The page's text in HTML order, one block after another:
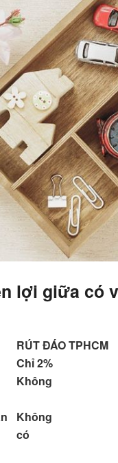
lợi giữa có
RÚT ĐÁO TPHCM
Chỉ 2%
Không
Không
có